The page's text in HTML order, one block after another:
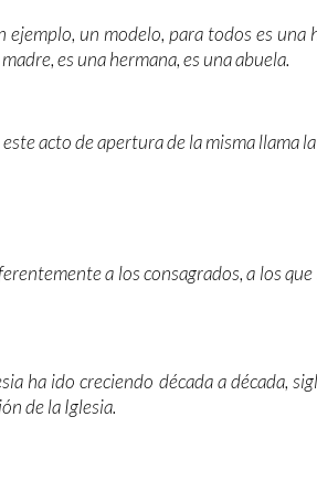
un modelo, para todos es
es una hermana, es una abuela.
acto de apertura de la misma llama
a los consagrados, a los
ha ido creciendo década a década,
de la Iglesia.